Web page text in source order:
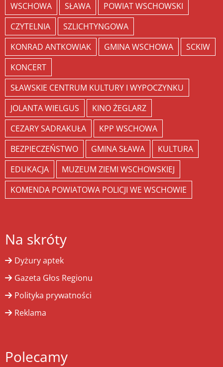
WSCHOWA SŁAWA
POWIAT WSCHOWSKI
CZYTELNIA
SZLICHTYNGOWA
KONRAD ANTKOWIAK
GMINA WSCHOWA
SCKIW
KONCERT
SŁAWSKIE CENTRUM KULTURY I WYPOCZYNKU
JOLANTA WIELGUS
KINO ŻEGLARZ
CEZARY SADRAKUŁA
KPP WSCHOWA
BEZPIECZEŃSTWO
GMINA SŁAWA
KULTURA
EDUKACJA
MUZEUM ZIEMI WSCHOWSKIEJ
KOMENDA POWIATOWA POLICJI WE WSCHOWIE
Na skróty
Dyżury aptek
Gazeta Głos Regionu
Polityka prywatności
Reklama
Polecamy